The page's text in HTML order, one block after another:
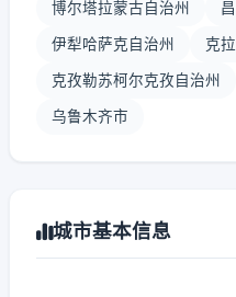
博尔塔拉蒙古自治州
伊犁哈萨克自治州 克
克孜勒苏柯尔克孜自治州
乌鲁木齐市
城市基本信息